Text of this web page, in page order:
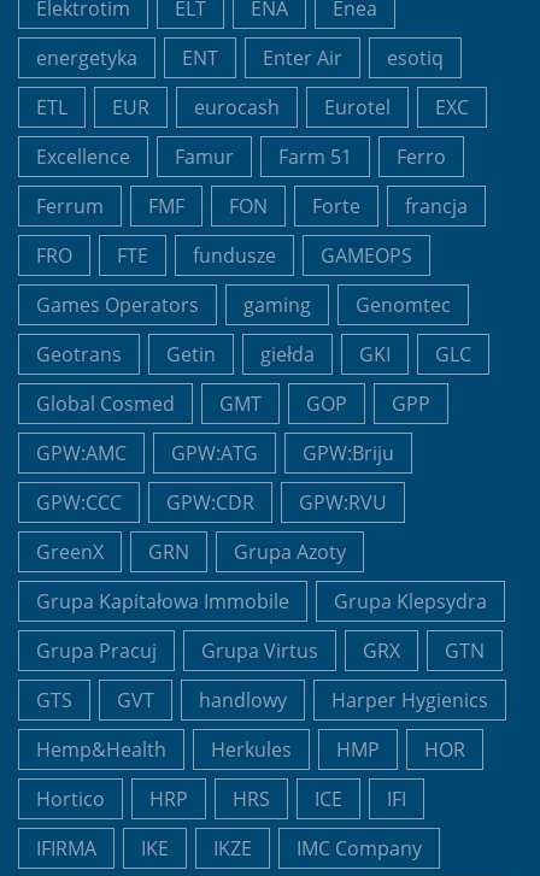
Elektrotim ELT ENA
Enea
energetyka
ENT Enter Air
esotiq
ETL
EUR eurocash Eurotel
EXC
Excellence
Famur Farm 51
Ferro
Ferrum
FMF FON Forte
francja
FRO
FTE fundusze
GAMEOPS
Games Operators
gaming
Genomtec
Geotrans
Getin giełda GKI
GLC
Global Cosmed
GMT GOP
GPP
GPW:AMC
GPW:ATG
GPW:Briju
GPW:CCC
GPW:CDR
GPW:RVU
GreenX
GRN
Grupa Azoty
Grupa Kapitałowa Immobile
Grupa Klepsydra
Grupa Pracuj
Grupa Virtus GRX
GTN
GTS
GVT handlowy
Harper Hygienics
Hemp&Health
Herkules HMP
HOR
Hortico
HRP HRS ICE
IFI
IFIRMA
IKE IKZE
IMC Company